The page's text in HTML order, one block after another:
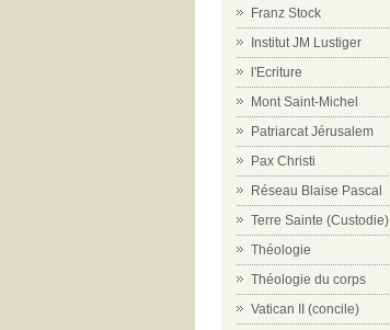
Franz Stock
Institut JM Lustiger
l'Ecriture
Mont Saint-Michel
Patriarcat Jérusalem
Pax Christi
Réseau Blaise Pascal
Terre Sainte (Custodie)
Théologie
Théologie du corps
Vatican II (concile)